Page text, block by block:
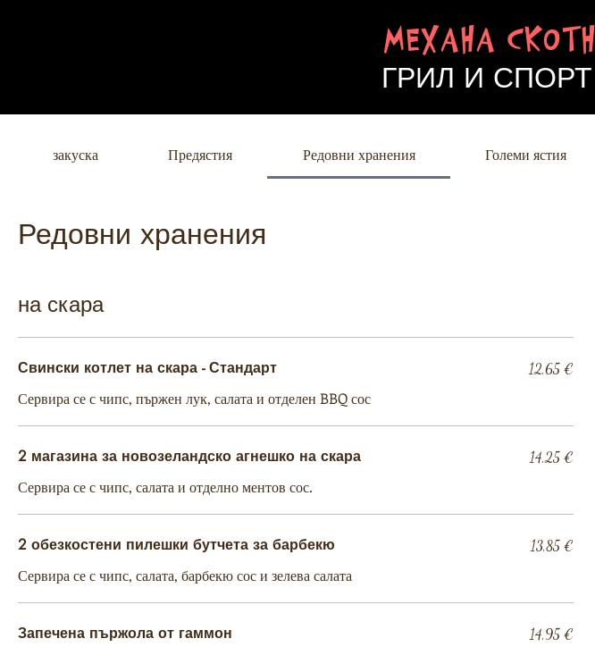
ГРИЛ И
МЕХАНА
закуска Предястия Редовни хранения Големи ястия
Редовни хранения
на скара
Свински котлет на скара - Стандарт
Сервира се с чипс, пържен лук, салата и отделен BBQ сос
12,65 €
2 магазина за новозеландско агнешко на скара
Сервира се с чипс, салата и отделно ментов сос.
14,25 €
2 обезкостени пилешки бутчета за барбекю
Сервира се с чипс, салата, барбекю сос и зелева салата
13,85 €
Запечена пържола от гаммон
14,95 €